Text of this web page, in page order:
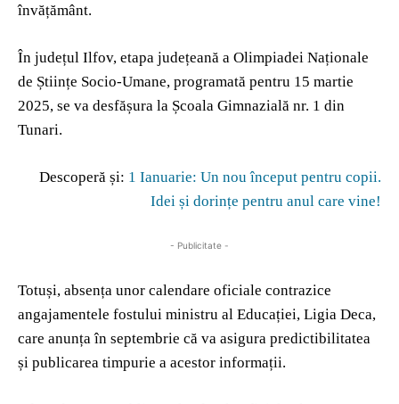
învățământ.
În județul Ilfov, etapa județeană a Olimpiadei Naționale
de Științe Socio-Umane, programată pentru 15 martie
2025, se va desfășura la Școala Gimnazială nr. 1 din
Tunari.
Descoperă și: 1 Ianuarie: Un nou început pentru copii.
Idei și dorințe pentru anul care vine!
- Publicitate -
Totuși, absența unor calendare oficiale contrazice
angajamentele fostului ministru al Educației, Ligia Deca,
care anunța în septembrie că va asigura predictibilitatea
și publicarea timpurie a acestor informații.